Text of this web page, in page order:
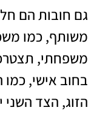
גם חובות הם
משותף, כמו
משפחתי,
בחוב אישי,
הזוג, הצד השני